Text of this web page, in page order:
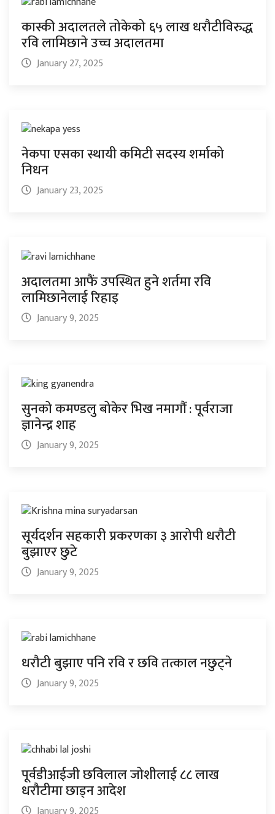
कास्की अदालतले तोकेको ६५ लाख धरौटीविरुद्ध
रवि लामिछाने उच्च अदालतमा
January 27, 2025
नेकपा एसका स्थायी कमिटी सदस्य शर्माको
निधन
January 23, 2025
अदालतमा आफैं उपस्थित हुने शर्तमा रवि
लामिछानेलाई रिहाइ
January 9, 2025
सुनको कमण्डलु बोकेर भिख नमागौं : पूर्वराजा
ज्ञानेन्द्र शाह
January 9, 2025
सूर्यदर्शन सहकारी प्रकरणका ३ आरोपी धरौटी
बुझाएर छुटे
January 9, 2025
धरौटी बुझाए पनि रवि र छवि तत्काल नछुट्ने
January 9, 2025
पूर्वडीआईजी छविलाल जोशीलाई ८८ लाख
धरौटीमा छाड्न आदेश